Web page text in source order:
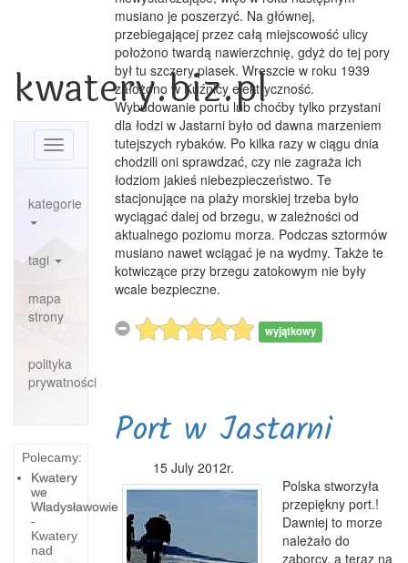
kwatery.biz.pl
Toggle
navigation
kategorie
tagi
mapa
strony
polityka
prywatności
Polecamy:
Kwatery
we
Władysławowie
-
Kwatery
nad
musiano je poszerzyć. Na głównej,
przebiegającej przez całą miejscowość ulicy
położono twardą nawierzchnię, gdyż do tej pory
był tu szczery piasek. Wreszcie w roku 1939
założono w Kuźnicy elektryczność.
Wybudowanie portu lub choćby tylko przystani
dla łodzi w Jastarni było od dawna marzeniem
tutejszych rybaków. Po kilka razy w ciągu dnia
chodzili oni sprawdzać, czy nie zagraża ich
łodziom jakieś niebezpieczeństwo. Te
stacjonujące na plaży morskiej trzeba było
wyciągać dalej od brzegu, w zależności od
aktualnego poziomu morza. Podczas sztormów
musiano nawet wciągać je na wydmy. Także te
kotwiczące przy brzegu zatokowym nie były
wcale bezpieczne.
wyjątkowy
Port w Jastarni
15 July 2012r.
Polska stworzyła
przepiękny port.!
Dawniej to morze
należało do
zaborcy, a teraz na